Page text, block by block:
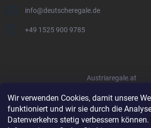
Wir verwenden Cookies, damit unsere
funktioniert und wir sie durch die
Datenverkehrs stetig verbessern
info@deutscheregale.de
+49 1525 900 9785
Austriaregale.at